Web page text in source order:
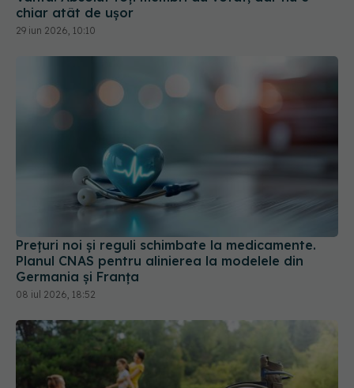
Prețuri noi și reguli schimbate la medicamente.
Planul CNAS pentru alinierea la modelele din
Germania și Franța
08 iul 2026, 18:52